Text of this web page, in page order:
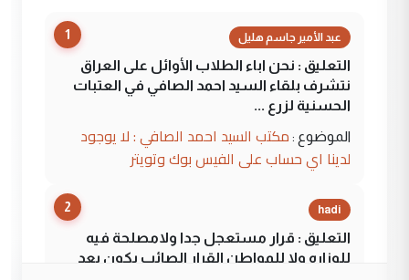
1 عبد الأمير جاسم هليل
التعليق : نحن اباء الطلاب الأوائل على العراق
نتشرف بلقاء السيد احمد الصافي في العتبات
الحسنية لزرع ...
الموضوع : مكتب السيد احمد الصافي : لا يوجود
لدينا اي حساب على الفيس بوك وتويتر
2 hadi
التعليق : قرار مستعجل جدا ولامصلحة فيه
للوزاره ولا للمواطن القرار الصائب يكون بعد